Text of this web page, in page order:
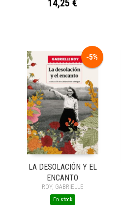
14,25 €
-5%
LA DESOLACIÓN Y EL
ENCANTO
ROY, GABRIELLE
En stock